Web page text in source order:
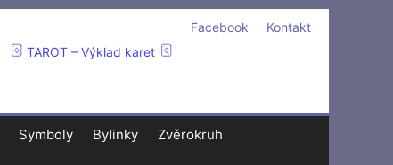
Kontakt
Facebook
TAROT – Výklad karet
Symboly Bylinky Zvěrokruh